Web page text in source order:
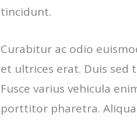
tincidunt.
Curabitur ac odio
et ultrices erat. Duis sed
Fusce varius vehicula
porttitor pharetra.